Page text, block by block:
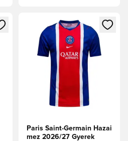
vagy a tagként
Megnyit egy modált a
Paris Saint-Germain Hazai
mez 2026/27 Gyerek